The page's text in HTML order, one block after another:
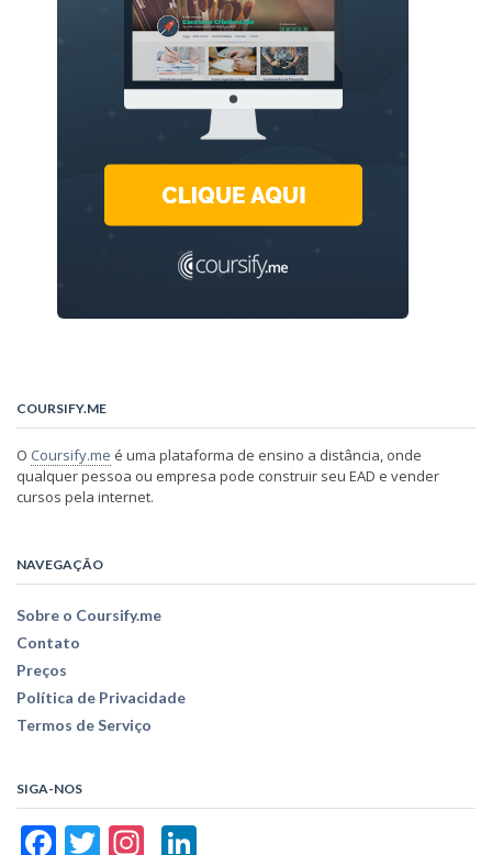
COURSIFY.ME
O Coursify.me é uma plataforma de ensino a distância, onde
qualquer pessoa ou empresa pode construir seu EAD e vender
cursos pela internet.
NAVEGAÇÃO
Sobre o Coursify.me
Contato
Preços
Política de Privacidade
Termos de Serviço
SIGA-NOS
Facebook
TwitterInstagram